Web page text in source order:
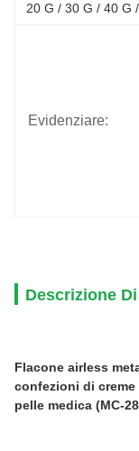
20 G / 30 G / 40 G
Evidenziare:
Descrizione
Flacone airless
confezioni di
pelle medica (MC-